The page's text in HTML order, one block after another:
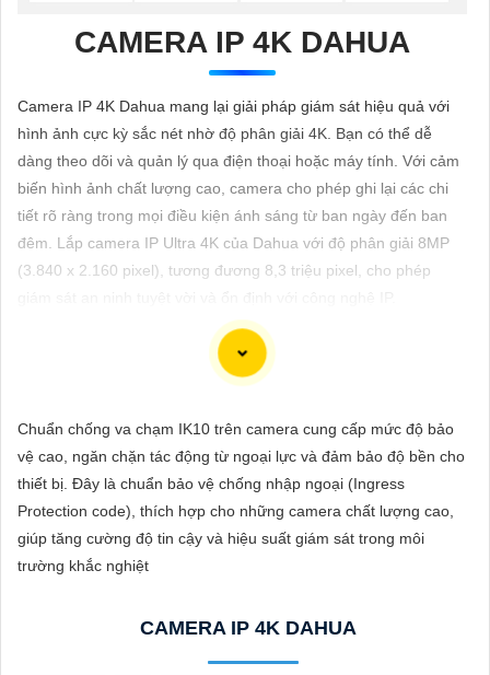
TƯ
VẤN
LẮP
ĐẶT
VỤ
CAMERA IP 4K DAHUA
Camera IP 4K Dahua mang lại giải pháp giám sát hiệu quả với
hình ảnh cực kỳ sắc nét nhờ độ phân giải 4K. Bạn có thể dễ
dàng theo dõi và quản lý qua điện thoại hoặc máy tính. Với cảm
biến hình ảnh chất lượng cao, camera cho phép ghi lại các chi
tiết rõ ràng trong mọi điều kiện ánh sáng từ ban ngày đến ban
đêm. Lắp camera IP Ultra 4K của Dahua với độ phân giải 8MP
(3.840 x 2.160 pixel), tương đương 8,3 triệu pixel, cho phép
của bạn với chất lượng tốt và giá cả phải chăng.
thương hiệu uy tín trên thị trường như Hikvision, Dahua,
Vantech... Đảm bảo rằng bạn chọn sản phẩm phù hợp với nhu
Chuẩn chống va chạm IK10 trên camera cung cấp mức độ bảo
vệ cao, ngăn chặn tác động từ ngoại lực và đảm bảo độ bền cho
thiết bị. Đây là chuẩn bảo vệ chống nhập ngoại (Ingress
Protection code), thích hợp cho những camera chất lượng cao,
giúp tăng cường độ tin cậy và hiệu suất giám sát trong môi
trường khắc nghiệt
CAMERA IP 4K DAHUA